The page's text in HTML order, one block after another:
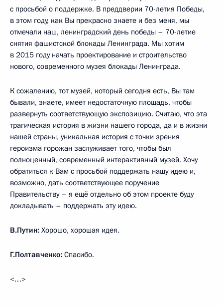
с просьбой о поддержке. В преддверии 70-летия Победы,
в этом году, как Вы прекрасно знаете и без меня, мы
отмечали наш, ленинградский день победы – 70-летие
снятия фашистской блокады Ленинграда. Мы хотим
в 2015 году начать проектирование и строительство
нового, современного музея блокады Ленинграда.
К сожалению, тот музей, который сегодня есть, Вы там
бывали, знаете, имеет недостаточную площадь, чтобы
развернуть соответствующую экспозицию. Считаю, что эта
трагическая история в жизни нашего города, да и в жизни
нашей страны, уникальная история с точки зрения
героизма горожан заслуживает того, чтобы был
полноценный, современный интерактивный музей. Хочу
обратиться к Вам с просьбой поддержать нашу идею и,
возможно, дать соответствующее поручение
Правительству – я ещё отдельно об этом проекте буду
докладывать – поддержать эту идею.
В.Путин: Хорошо, хорошая идея.
Г.Полтавченко: Спасибо.
<…>